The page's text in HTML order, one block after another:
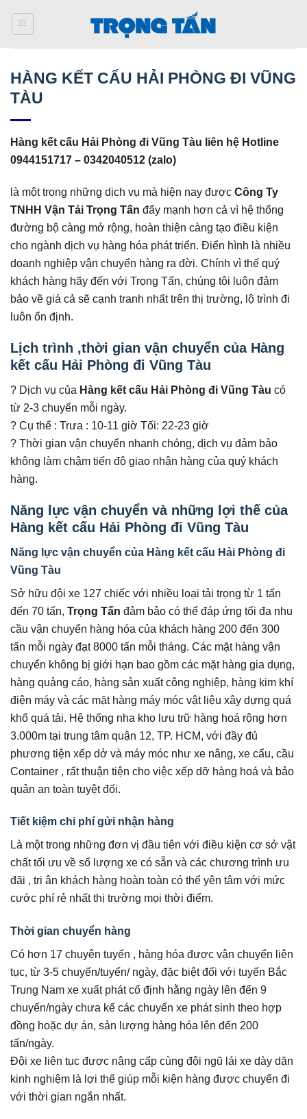
qua
HÀNG KẾT CẤU HẢI PHÒNG ĐI VŨNG
TÀU
Hàng kết cấu Hải Phòng đi Vũng Tàu liên hệ Hotline
0944151717 – 0342040512 (zalo)
là một trong những dịch vụ mà hiện nay được Công Ty
TNHH Vận Tải Trọng Tấn đẩy mạnh hơn cả vì hệ thống
đường bộ càng mở rộng, hoàn thiện càng tạo điều kiện
cho ngành dịch vụ hàng hóa phát triển. Điển hình là nhiều
doanh nghiệp vận chuyển hàng ra đời. Chính vì thế quý
khách hàng hãy đến với Trọng Tấn, chúng tôi luôn đảm
bảo về giá cả sẽ cạnh tranh nhất trên thị trường, lộ trình đi
luôn ổn định.
Lịch trình ,thời gian vận chuyển của Hàng
kết cấu Hải Phòng đi Vũng Tàu
? Dịch vụ của Hàng kết cấu Hải Phòng đi Vũng Tàu có
từ 2-3 chuyến mỗi ngày.
? Cụ thể : Trưa : 10-11 giờ Tối: 22-23 giờ
? Thời gian vận chuyển nhanh chóng, dịch vụ đảm bảo
không làm chậm tiến độ giao nhận hàng của quý khách
hàng.
Năng lực vận chuyển và những lợi thế của
Hàng kết cấu Hải Phòng đi Vũng Tàu
Năng lực vận chuyển của Hàng kết cấu Hải Phòng đi
Vũng Tàu
Sở hữu đội xe 127 chiếc với nhiều loại tải trọng từ 1 tấn
đến 70 tấn, Trọng Tấn đảm bảo có thể đáp ứng tối đa nhu
cầu vận chuyển hàng hóa của khách hàng 200 đến 300
tấn mỗi ngày đạt 8000 tấn mỗi tháng. Các mặt hàng vận
chuyển không bị giới hạn bao gồm các mặt hàng gia dụng,
hàng quảng cáo, hàng sản xuất công nghiệp, hàng kim khí
điện máy và các mặt hàng máy móc vật liệu xây dựng quá
khổ quá tải. Hệ thống nha kho lưu trữ hàng hoá rộng hơn
3.000m tại trung tâm quận 12, TP. HCM, với đầy đủ
phương tiện xếp dở và máy móc như xe nâng, xe cẩu, cầu
Container , rất thuận tiện cho việc xếp dỡ hàng hoá và bảo
quản an toàn tuyệt đối.
Tiết kiệm chi phí gửi nhận hàng
Là một trong những đơn vị đầu tiên với điều kiện cơ sở vật
chất tối ưu về số lượng xe có sẵn và các chương trình ưu
đãi , tri ân khách hàng hoàn toàn có thể yên tâm với mức
cước phí rẻ nhất thị trường mọi thời điểm.
Thời gian chuyển hàng
Có hơn 17 chuyên tuyến , hàng hóa được vận chuyển liên
tục, từ 3-5 chuyến/tuyến/ ngày, đặc biệt đối với tuyến Bắc
Trung Nam xe xuất phát cố định hằng ngày lên đến 9
chuyến/ngày chưa kế các chuyến xe phát sinh theo hợp
đồng hoặc dự án, sản lượng hàng hóa lên đến 200
tấn/ngày.
Đội xe liên tục được nâng cấp cùng đội ngũ lái xe dày dặn
kinh nghiệm là lợi thế giúp mỗi kiện hàng được chuyển đi
với thời gian ngắn nhất.